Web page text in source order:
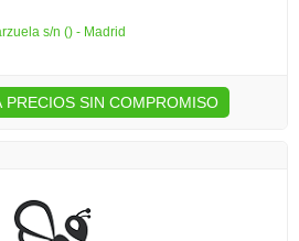
s/n () - Madrid
PRECIOS SIN COMPROMISO